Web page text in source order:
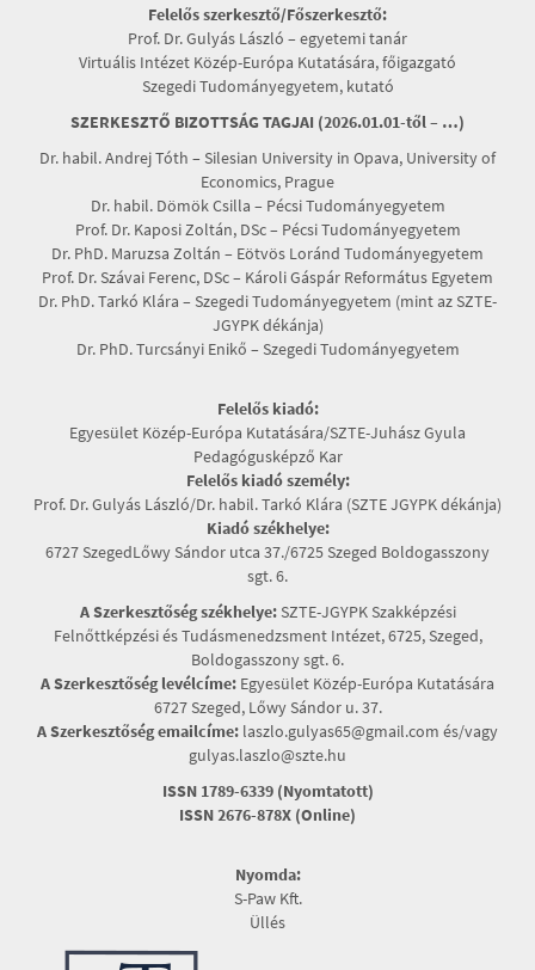
Felelős szerkesztő/Főszerkesztő:
Prof. Dr. Gulyás László – egyetemi tanár
Virtuális Intézet Közép-Európa Kutatására, főigazgató
Szegedi Tudományegyetem, kutató
SZERKESZTŐ BIZOTTSÁG TAGJAI (2026.01.01-től – …)
Dr. habil. Andrej Tóth – Silesian University in Opava, University of
Economics, Prague
Dr. habil. Dömök Csilla – Pécsi Tudományegyetem
Prof. Dr. Kaposi Zoltán, DSc – Pécsi Tudományegyetem
Dr. PhD. Maruzsa Zoltán – Eötvös Loránd Tudományegyetem
Prof. Dr. Szávai Ferenc, DSc – Károli Gáspár Református Egyetem
Dr. PhD. Tarkó Klára – Szegedi Tudományegyetem (mint az SZTE-
JGYPK dékánja)
Dr. PhD. Turcsányi Enikő – Szegedi Tudományegyetem
Felelős kiadó:
Egyesület Közép-Európa Kutatására/SZTE-Juhász Gyula
Pedagógusképző Kar
Felelős kiadó személy:
Prof. Dr. Gulyás László/Dr. habil. Tarkó Klára (SZTE JGYPK dékánja)
Kiadó székhelye:
6727 SzegedLőwy Sándor utca 37./6725 Szeged Boldogasszony
sgt. 6.
A Szerkesztőség székhelye:SZTE-JGYPK Szakképzési
Felnőttképzési és Tudásmenedzsment Intézet, 6725, Szeged,
Boldogasszony sgt. 6.
A Szerkesztőség levélcíme: Egyesület Közép-Európa Kutatására
6727 Szeged, Lőwy Sándor u. 37.
A Szerkesztőség emailcíme: laszlo.gulyas65@gmail.com és/vagy
gulyas.laszlo@szte.hu
ISSN 1789-6339 (Nyomtatott)
ISSN 2676-878X (Online)
Nyomda:
S-Paw Kft.
Üllés